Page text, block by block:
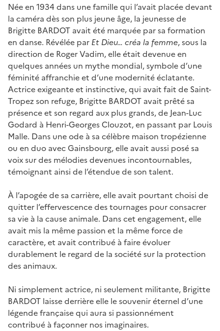
Née en 1934 dans une famille qui l’avait placée devant
la caméra dès son plus jeune âge, la jeunesse de
Brigitte BARDOT avait été marquée par sa formation
en danse. Révélée par Et Dieu… créa la femme, sous la
direction de Roger Vadim, elle était devenue en
quelques années un mythe mondial, symbole d’une
féminité affranchie et d’une modernité éclatante.
Actrice exigeante et instinctive, qui avait fait de Saint-
Tropez son refuge, Brigitte BARDOT avait prêté sa
présence et son regard aux plus grands, de Jean-Luc
Godard à Henri-Georges Clouzot, en passant par Louis
Malle. Dans une ode à sa célèbre maison tropézienne
ou en duo avec Gainsbourg, elle avait aussi posé sa
voix sur des mélodies devenues incontournables,
témoignant ainsi de l’étendue de son talent.
À l’apogée de sa carrière, elle avait pourtant choisi de
quitter l’effervescence des tournages pour consacrer
sa vie à la cause animale. Dans cet engagement, elle
avait mis la même passion et la même force de
caractère, et avait contribué à faire évoluer
durablement le regard de la société sur la protection
des animaux.
Ni simplement actrice, ni seulement militante, Brigitte
BARDOT laisse derrière elle le souvenir éternel d’une
légende française qui aura si passionnément
contribué à façonner nos imaginaires.